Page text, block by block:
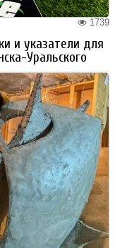
1739
и указатели для
Уральского